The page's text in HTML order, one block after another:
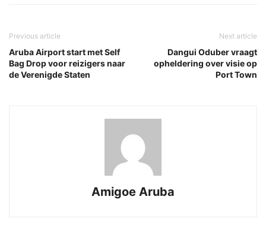
Previous article
Aruba Airport start met Self
Bag Drop voor reizigers naar
de Verenigde Staten
Next article
Dangui Oduber vraagt
opheldering over visie op
Port Town
Amigoe Aruba